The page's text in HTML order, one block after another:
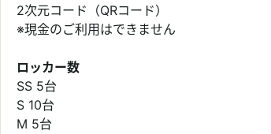
2次元コード（QRコード）
※現金のご利用はできません
ロッカー数
SS 5台
S 10台
M 5台